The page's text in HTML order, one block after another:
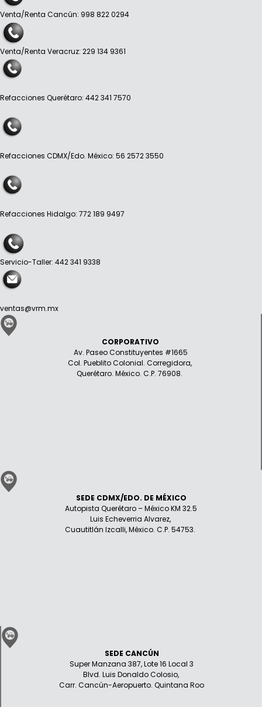
Venta/Renta Cancún: 998 822 0294
Venta/Renta Veracruz: 229 134 9361
Refacciones Querétaro: 442 341 7570
Refacciones CDMX/Edo. México: 56 2572 3550
Refacciones Hidalgo: 772 189 9497
Servicio-Taller: 442 341 9338
ventas@vrm.mx
CORPORATIVO
Av. Paseo Constituyentes #1665
Col. Pueblito Colonial. Corregidora,
Querétaro. México. C.P. 76908.
SEDE CDMX/EDO. DE MÉXICO
Autopista Querétaro – México KM 32.5
Luis Echeverria Alvarez,
Cuautitlán Izcalli, México. C.P. 54753.
SEDE CANCÚN
Super Manzana 387, Lote 16 Local 3
Blvd. Luis Donaldo Colosio,
Carr. Cancún-Aeropuerto. Quintana Roo